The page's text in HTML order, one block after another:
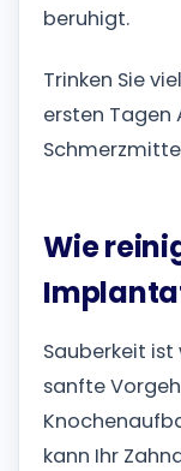
beruhigt.
Trinken Sie
ersten Tagen
Wie
Sauberkeit
sanfte
kann Ihr